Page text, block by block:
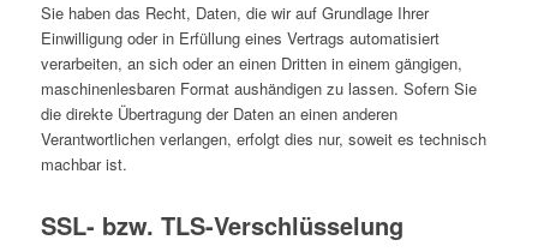
Sie haben das Recht, Daten, die wir auf Grundlage Ihrer
Einwilligung oder in Erfüllung eines Vertrags automatisiert
verarbeiten, an sich oder an einen Dritten in einem gängigen,
maschinenlesbaren Format aushändigen zu lassen. Sofern Sie
die direkte Übertragung der Daten an einen anderen
Verantwortlichen verlangen, erfolgt dies nur, soweit es technisch
machbar ist.
SSL- bzw. TLS-Verschlüsselung